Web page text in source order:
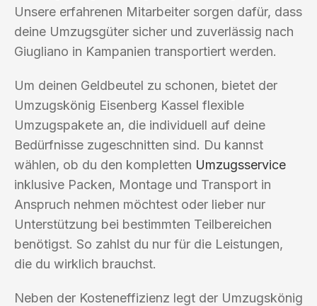
Unsere erfahrenen Mitarbeiter sorgen dafür, dass
deine Umzugsgüter sicher und zuverlässig nach
Giugliano in Kampanien transportiert werden.
Um deinen Geldbeutel zu schonen, bietet der
Umzugskönig Eisenberg Kassel flexible
Umzugspakete an, die individuell auf deine
Bedürfnisse zugeschnitten sind. Du kannst
wählen, ob du den kompletten Umzugsservice
inklusive Packen, Montage und Transport in
Anspruch nehmen möchtest oder lieber nur
Unterstützung bei bestimmten Teilbereichen
benötigst. So zahlst du nur für die Leistungen,
die du wirklich brauchst.
Neben der Kosteneffizienz legt der Umzugskönig